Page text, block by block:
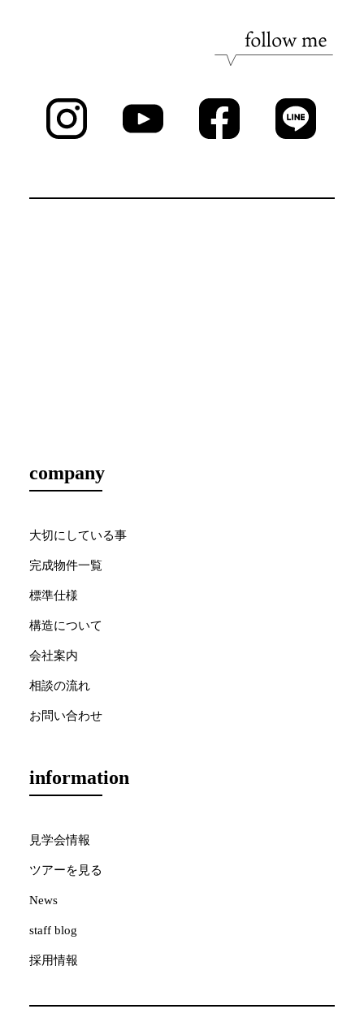
company
大切にしている事
完成物件一覧
標準仕様
構造について
会社案内
相談の流れ
お問い合わせ
information
見学会情報
ツアーを見る
News
staff blog
採用情報